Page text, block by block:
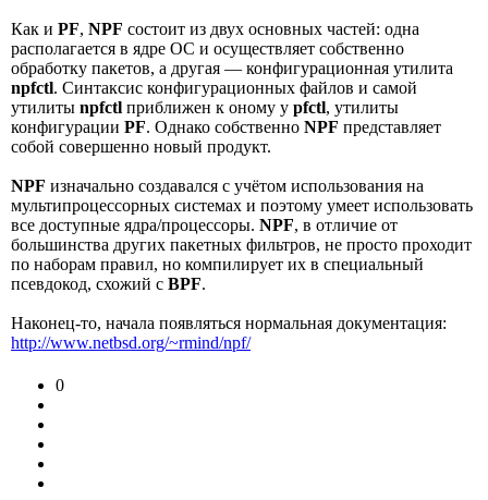
Как и PF, NPF состоит из двух основных частей: одна
располагается в ядре ОС и осуществляет собственно
обработку пакетов, а другая — конфигурационная утилита
npfctl. Синтаксис конфигурационных файлов и самой
утилиты npfctl приближен к оному у pfctl, утилиты
конфигурации PF. Однако собственно NPF представляет
собой совершенно новый продукт.
NPF изначально создавался с учётом использования на
мультипроцессорных системах и поэтому умеет использовать
все доступные ядра/процессоры. NPF, в отличие от
большинства других пакетных фильтров, не просто проходит
по наборам правил, но компилирует их в специальный
псевдокод, схожий с BPF.
Наконец-то, начала появляться нормальная документация:
http://www.netbsd.org/~rmind/npf/
0